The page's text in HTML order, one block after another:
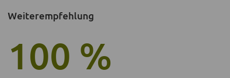
Weiterempfehlung
100 %